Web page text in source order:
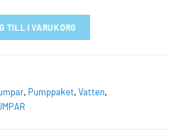
TILL I VARUKORG
, Pumppaket,Vatten,